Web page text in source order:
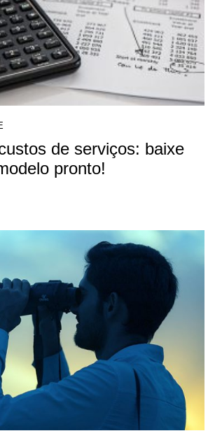
de serviços: baixe
pronto!